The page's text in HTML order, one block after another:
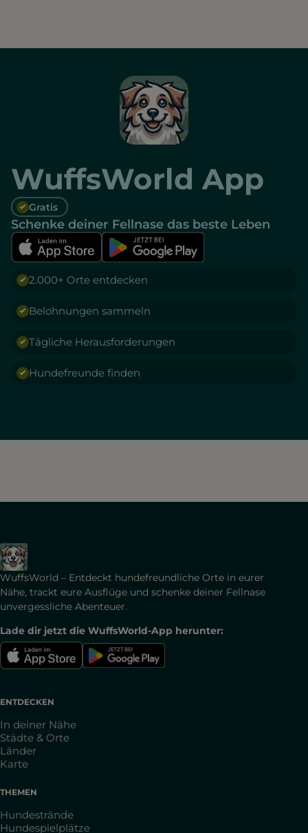
WuffsWorld App
Gratis
Schenke deiner Fellnase das beste Leben
2.000+ Orte entdecken
Belohnungen sammeln
Tägliche Herausforderungen
Hundefreunde finden
WuffsWorld – Entdeckt hundefreundliche Orte in eurer
Nähe, trackt eure Ausflüge und schenke deiner Fellnase
unvergessliche Abenteuer.
Lade dir jetzt die WuffsWorld-App herunter:
ENTDECKEN
In deiner Nähe
Städte & Orte
Länder
Karte
THEMEN
Hundestrände
Hundespielplätze